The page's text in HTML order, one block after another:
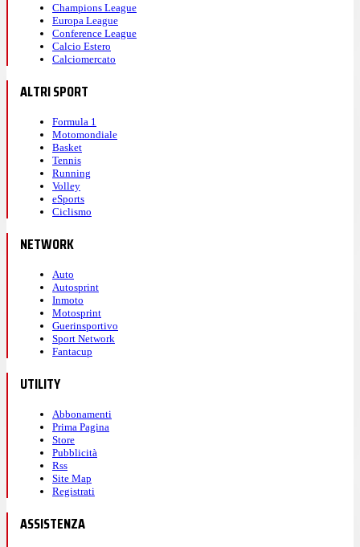
Champions League
Europa League
Conference League
Calcio Estero
Calciomercato
ALTRI SPORT
Formula 1
Motomondiale
Basket
Tennis
Running
Volley
eSports
Ciclismo
NETWORK
Auto
Autosprint
Inmoto
Motosprint
Guerinsportivo
Sport Network
Fantacup
UTILITY
Abbonamenti
Prima Pagina
Store
Pubblicità
Rss
Site Map
Registrati
ASSISTENZA